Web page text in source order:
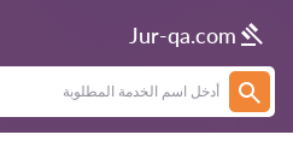
Jur-qa.com